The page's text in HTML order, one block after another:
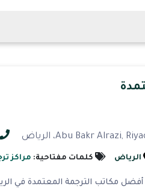
الرياض كلمات مفتاحية: مراكز
مكاتب الترجمة المعتمدة في